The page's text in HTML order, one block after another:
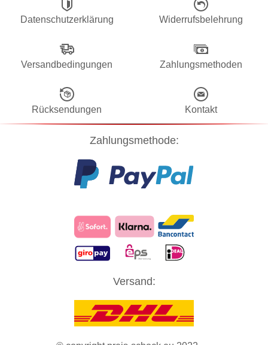
Diese Website verwendet Cookies! Nähere Informationen dazu und
zu Ihren Rechten als Benutzer finden Sie in unserer
Cookies zu akzeptieren und direkt unsere Website besuchen zu
Datenschutzerklärung Widerrufsbelehrung
Versandbedingungen Zahlungsmethoden
Rücksendungen Kontakt
Zahlungsmethode:
Versand: